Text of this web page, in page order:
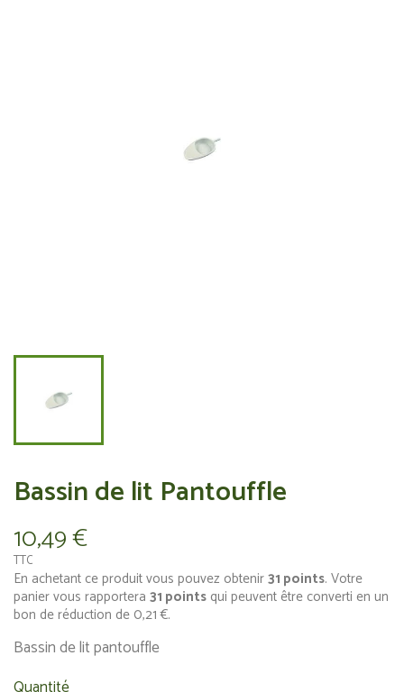
Bassin de lit Pantouffle
10,49 €
TTC
En achetant ce produit vous pouvez obtenir31 points. Votre
panier vous rapportera 31 points qui peuvent être converti en un
bon de réduction de 0,21 €.
Bassin de lit pantouffle